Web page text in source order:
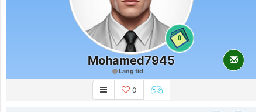
0
Mohamed7945
Lang tid
0